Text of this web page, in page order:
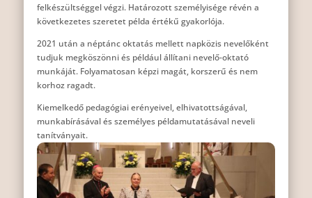
felkészültséggel végzi. Határozott személyisége révén a
következetes szeretet példa értékű gyakorlója.
2021 után a néptánc oktatás mellett napközis nevelőként
tudjuk megköszönni és például állítani nevelő-oktató
munkáját. Folyamatosan képzi magát, korszerű és nem
korhoz ragadt.
Kiemelkedő pedagógiai erényeivel, elhivatottságával,
munkabírásával és személyes példamutatásával neveli
tanítványait.